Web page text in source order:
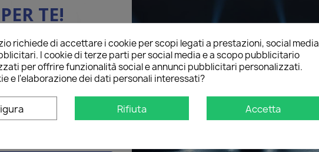
LED Retronebbia LED Sottoporta
richiede di accettare i cookie per scopi legati a prestazioni, social media
I cookie di terze parti per social media e a scopo pubblicitario
per offrire funzionalità social e annunci pubblicitari personalizzati.
e l'elaborazione dei dati personali interessati?
Rifiuta Accetta
TE!
qui sotto per ricevere il
sul tuo primo ordine!